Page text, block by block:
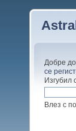
Добре
се
Изгубил
Влез с